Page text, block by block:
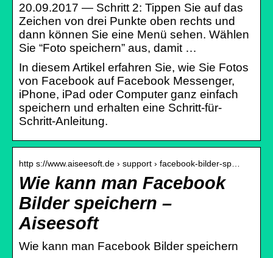
20.09.2017 — Schritt 2: Tippen Sie auf das
Zeichen von drei Punkte oben rechts und
dann können Sie eine Menü sehen. Wählen
Sie “Foto speichern” aus, damit …
In diesem Artikel erfahren Sie, wie Sie Fotos
von Facebook auf Facebook Messenger,
iPhone, iPad oder Computer ganz einfach
speichern und erhalten eine Schritt-für-
Schritt-Anleitung.
http s://www.aiseesoft.de › support › facebook-bilder-sp…
Wie kann man Facebook
Bilder speichern –
Aiseesoft
Wie kann man Facebook Bilder speichern